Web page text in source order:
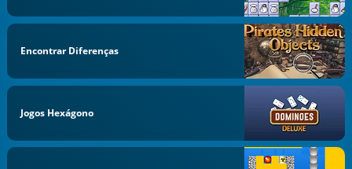
Encontrar Diferenças
Jogos Hexágono